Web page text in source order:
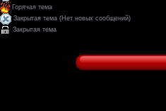
Горячая тема
Закрытая тема (Нет новых сообщений)
Закрытая тема